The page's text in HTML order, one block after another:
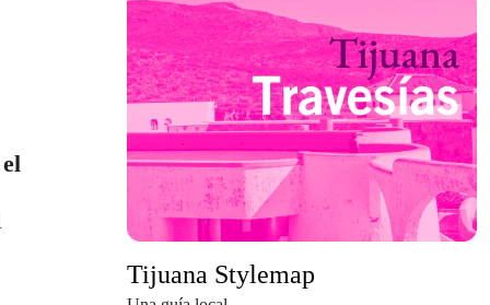
el
Tijuana Stylemap